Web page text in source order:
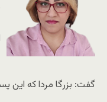
گفت: بزرگا مردا که این